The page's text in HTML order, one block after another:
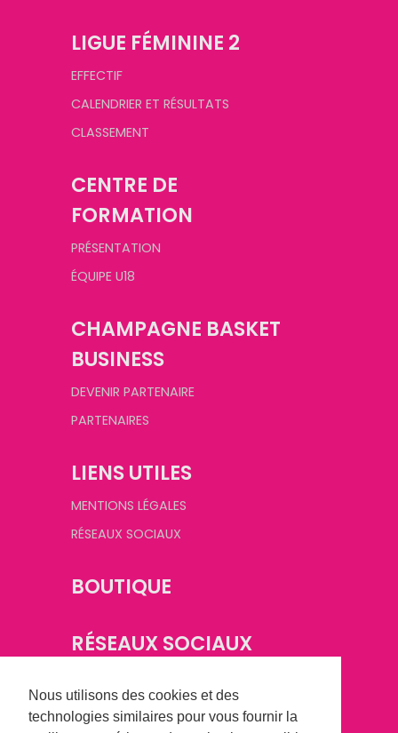
Nous utilisons des cookies et des
technologies similaires pour vous fournir la
LIGUE FÉMININE 2
EFFECTIF
CALENDRIER ET RÉSULTATS
CLASSEMENT
CENTRE DE
FORMATION
PRÉSENTATION
ÉQUIPE U18
CHAMPAGNE BASKET
BUSINESS
DEVENIR PARTENAIRE
PARTENAIRES
LIENS UTILES
MENTIONS LÉGALES
RÉSEAUX SOCIAUX
BOUTIQUE
RÉSEAUX SOCIAUX